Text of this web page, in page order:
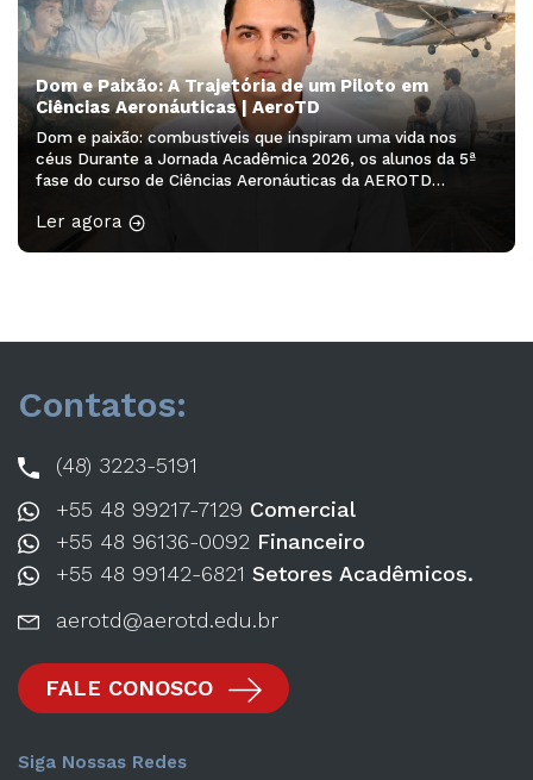
Dom e Paixão: A Trajetória de um Piloto em
Ciências Aeronáuticas | AeroTD
Dom e paixão: combustíveis que inspiram uma vida nos
céus Durante a Jornada Acadêmica 2026, os alunos da 5ª
fase do curso de Ciências Aeronáuticas da AEROTD
edição”, ministrado pela professora Drª Franciele Rodrigues
Ler agora
Contatos:
(48) 3223-5191
+55 48 99217-7129 Comercial
+55 48 96136-0092 Financeiro
+55 48 99142-6821 Setores Acadêmicos.
aerotd@aerotd.edu.br
FALE CONOSCO
Siga Nossas Redes